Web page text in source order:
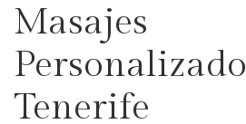
Masajes
Tenerife